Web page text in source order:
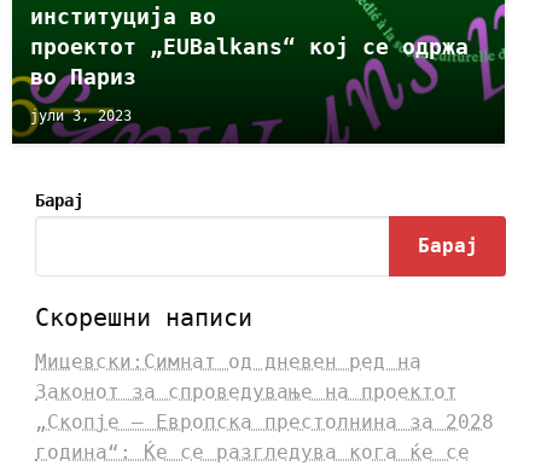
институција во
проектот „EUBalkans“ кој се одржа
во Париз
јули 3, 2023
Барај
Барај
Скорешни написи
Мицевски:Симнат од дневен ред на
Законот за спроведување на проектот
„Скопје – Европска престолнина за 2028
година“: Ќе се разгледува кога ќе се